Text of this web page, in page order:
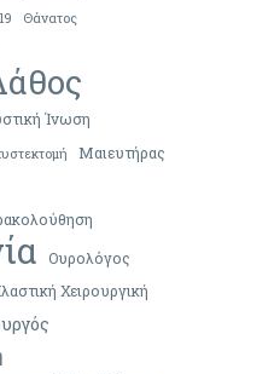
Θάνατος
Ίνωση
Μαιευτήρας
Ουρολόγος
Χειρουργική